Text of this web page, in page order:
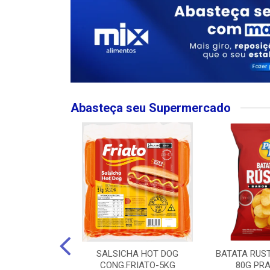
Abasteça seu Supermercado
SALSICHA HOT DOG
CONG.FRIATO-5KG
BATATA
80G